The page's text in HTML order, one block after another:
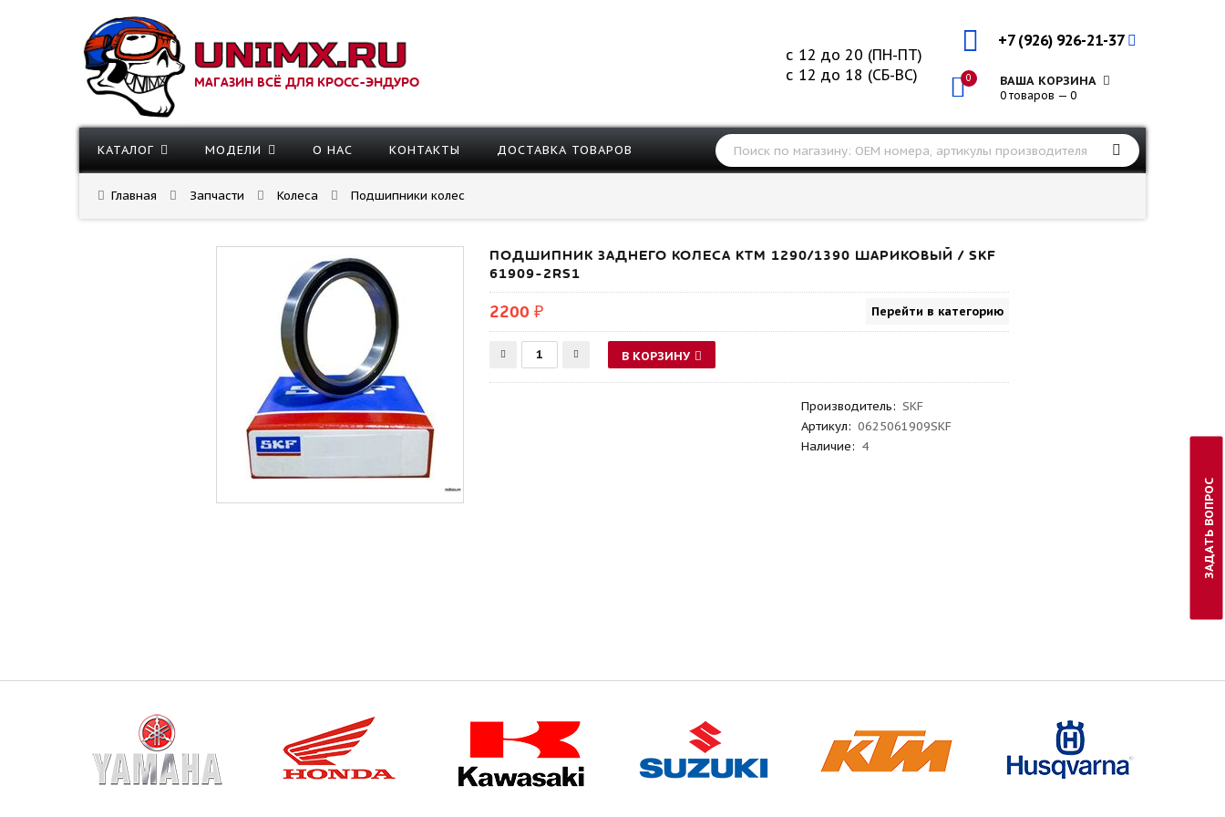
МАГАЗИН ВСЁ ДЛЯ КРОСС-ЭНДУРО
+7 (926) 926-21-37
0 ВАША КОРЗИНА
0 товаров — 0
с 12 до 20 (ПН-ПТ)
с 12 до 18 (СБ-ВС)
КАТАЛОГ МОДЕЛИ О НАС КОНТАКТЫ ДОСТАВКА ТОВАРОВ
Главная Запчасти Колеса Подшипники колес
ПОДШИПНИК ЗАДНЕГО КОЛЕСА KTM 1290/1390 ШАРИКОВЫЙ / SKF
61909-2RS1
2200 ₽ Перейти в категорию
В КОРЗИНУ
Производитель: SKF
Артикул: 0625061909SKF
Наличие: 4
ЗАДАТЬ ВОПРОС